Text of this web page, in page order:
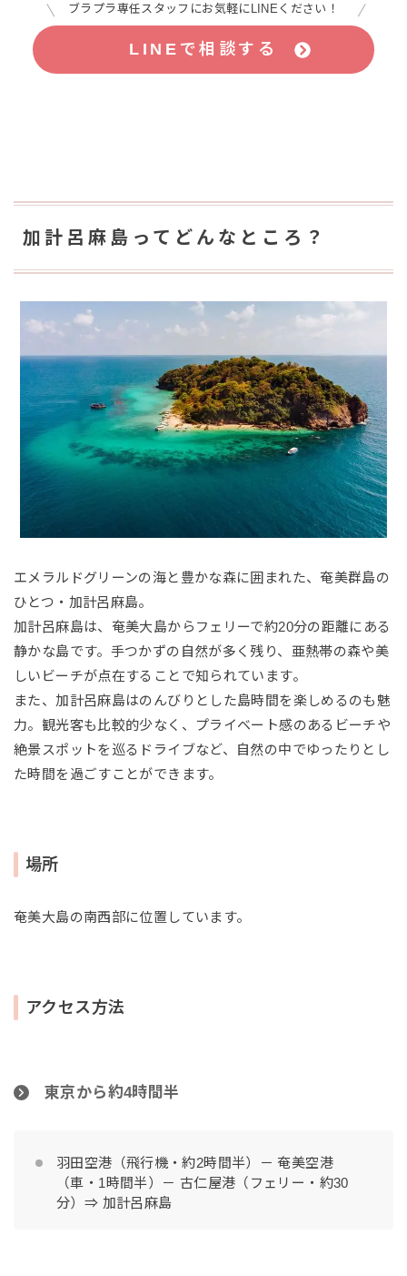
ブラプラ専任スタッフにお気軽にLINEください！
LINEで相談する
加計呂麻島ってどんなところ？
エメラルドグリーンの海と豊かな森に囲まれた、奄美群島の
ひとつ・加計呂麻島。
加計呂麻島は、奄美大島からフェリーで約20分の距離にある
静かな島です。手つかずの自然が多く残り、亜熱帯の森や美
しいビーチが点在することで知られています。
また、加計呂麻島はのんびりとした島時間を楽しめるのも魅
力。観光客も比較的少なく、プライベート感のあるビーチや
絶景スポットを巡るドライブなど、自然の中でゆったりとし
た時間を過ごすことができます。
場所
奄美大島の南西部に位置しています。
アクセス方法
東京から約4時間半
羽田空港（飛行機・約2時間半）－ 奄美空港
（車・1時間半）－ 古仁屋港（フェリー・約30
分）⇒ 加計呂麻島